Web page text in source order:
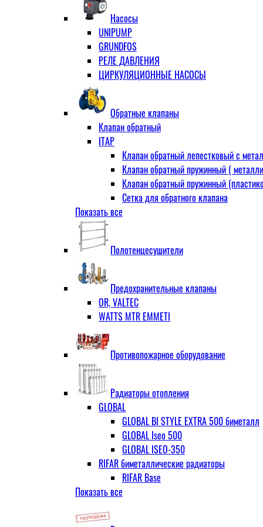
Ниппель прямой
Ниппель-переходник
Переходник ВН
Переходник НВ (футорка)
Сгон
Угловой
Тройник
Тройник переходной
Тройник равный
Угольник
ВВ
ВН
Удлинитель потока для радиатора
Насосы
UNIPUMP
GRUNDFOS
РЕЛЕ ДАВЛЕНИЯ
ЦИРКУЛЯЦИОННЫЕ НАСОСЫ
Обратные клапаны
Клапан обратный
ITAP
Клапан обратный лепестковый с
Клапан обратный пружинный (
Клапан обратный пружинный
Сетка для обратного клапана
VALTEC
АДЛ
RD30 Корпус/диск - чугун РN16 (Тмакс
ЧАЗ (двухдисковые)
Показать все
Полотенцесушители
Предохранительные клапаны
OR, VALTEC
WATTS MTR EMMETI
Противопожарное оборудование
Радиаторы отопления
GLOBAL
GLOBAL BI STYLE EXTRA 500 биметалл
GLOBAL Iseo 500
GLOBAL ISEO-350
RIFAR биметаллические радиаторы
RIFAR Base
Показать все